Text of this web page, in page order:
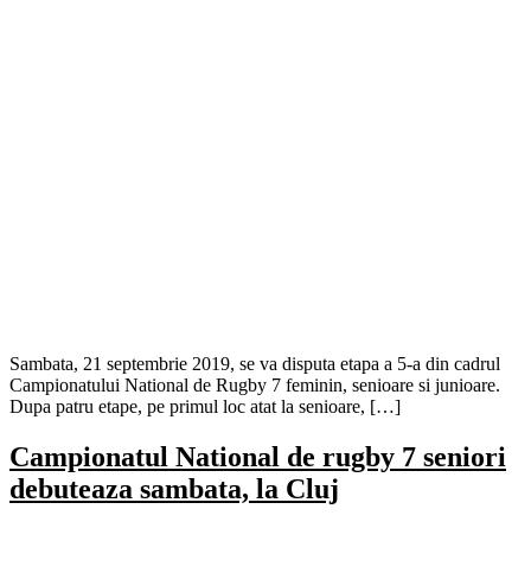
Sambata, 21 septembrie 2019, se va disputa etapa a 5-a din cadrul
Campionatului National de Rugby 7 feminin, senioare si junioare.
Dupa patru etape, pe primul loc atat la senioare, […]
Campionatul National de rugby 7 seniori
debuteaza sambata, la Cluj